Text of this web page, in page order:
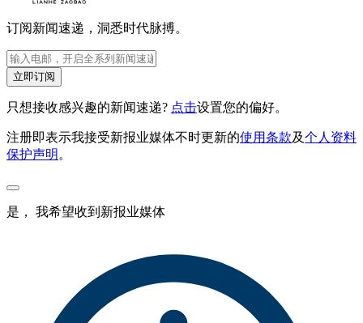
订阅新闻速递，洞悉时代脉搏。
立即订阅
只想接收感兴趣的新闻速递? 点击设置您的偏好。
注册即表示我接受新报业媒体不时更新的使用条款及个人资料
保护声明 。
是， 我希望收到新报业媒体